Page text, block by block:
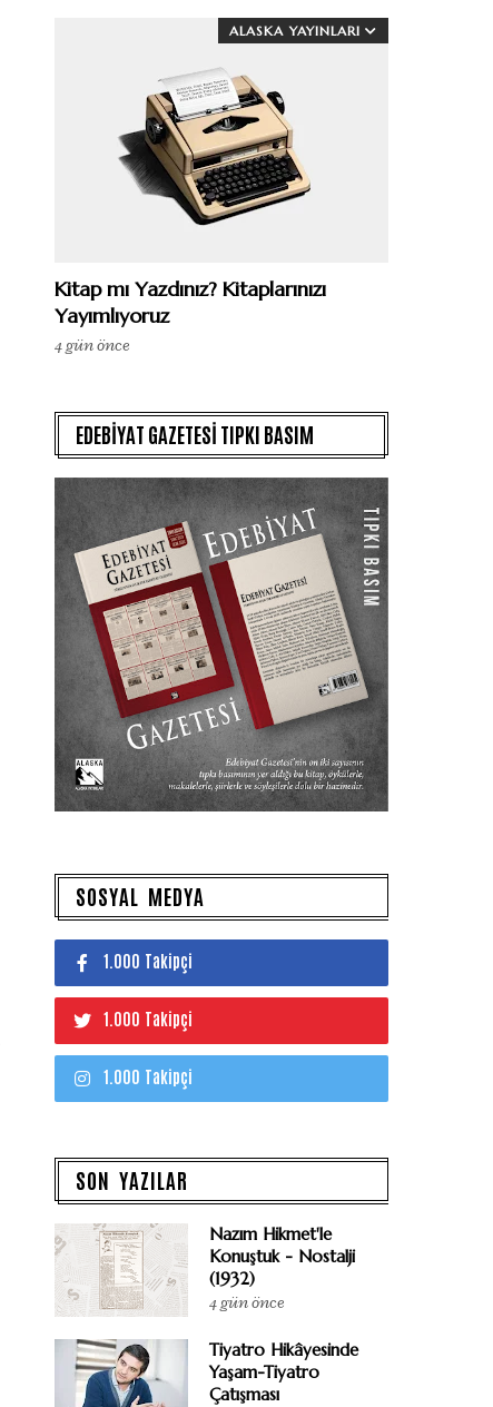
ALASKA YAYINLARI
Kitap mı Yazdınız? Kitaplarınızı
Yayımlıyoruz
4 gün önce
EDEBİYAT GAZETESİ TIPKI BASIM
SOSYAL MEDYA
1.000 Takipçi
1.000 Takipçi
1.000 Takipçi
SON YAZILAR
Nazım Hikmet'le
Konuştuk - Nostalji
(1932)
4 gün önce
Tiyatro Hikâyesinde
Yaşam-Tiyatro
Çatışması